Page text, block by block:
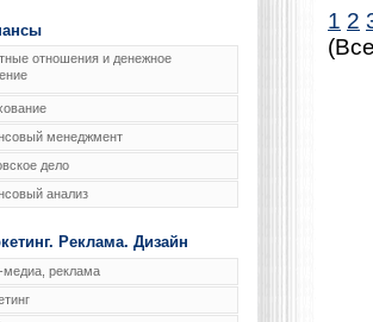
отношения и денежное
менеджмент
дело
анализ
Реклама. Дизайн
реклама
1 2